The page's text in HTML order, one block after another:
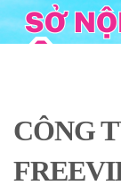
Skip
to
CÔNG